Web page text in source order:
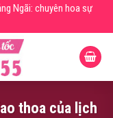
Ngãi: chuyên hoa sự
thoa của lịch